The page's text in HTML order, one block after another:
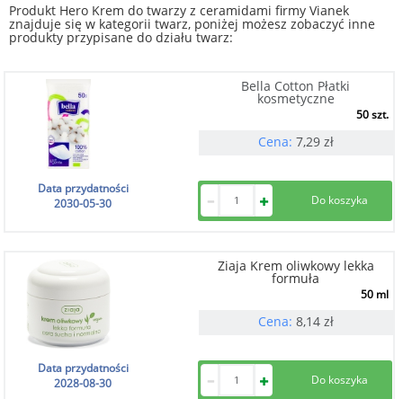
Produkt Hero Krem do twarzy z ceramidami firmy Vianek
znajduje się w kategorii twarz, poniżej możesz zobaczyć inne
produkty przypisane do działu twarz:
Bella Cotton Płatki
kosmetyczne
50 szt.
Cena: 7,29 zł
Data przydatności
2030-05-30
Ziaja Krem oliwkowy lekka
formuła
50 ml
Cena: 8,14 zł
Data przydatności
2028-08-30